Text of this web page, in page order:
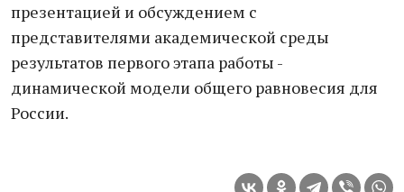
презентацией и обсуждением с
представителями академической среды
результатов первого этапа работы -
динамической модели общего равновесия для
России.